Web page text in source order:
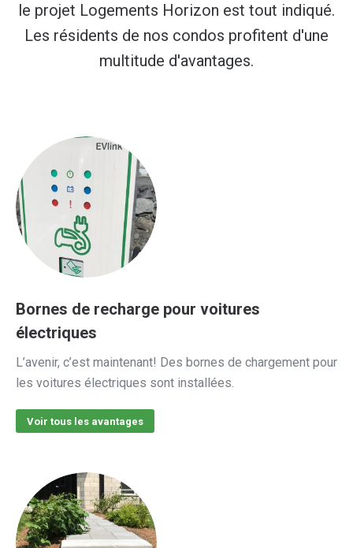
le projet Logements Horizon est tout indiqué.
Les résidents de nos condos profitent d'une
multitude d'avantages.
Bornes de recharge pour voitures
électriques
L’avenir, c’est maintenant! Des bornes de chargement pour
les voitures électriques sont installées.
Voir tous les avantages